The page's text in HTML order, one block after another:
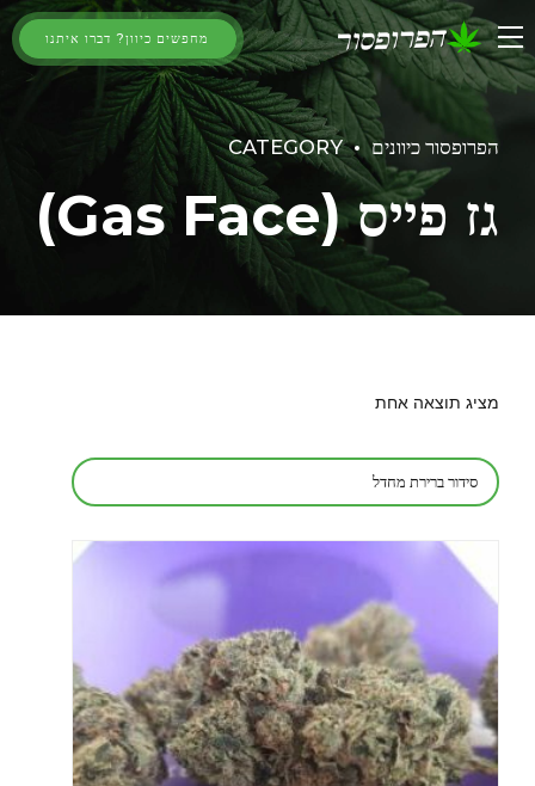
מחפשים כיוון? דברו איתנו
הפרופסור כיוונים CATEGORY
גז פייס (Gas Face)
מציג תוצאה אחת